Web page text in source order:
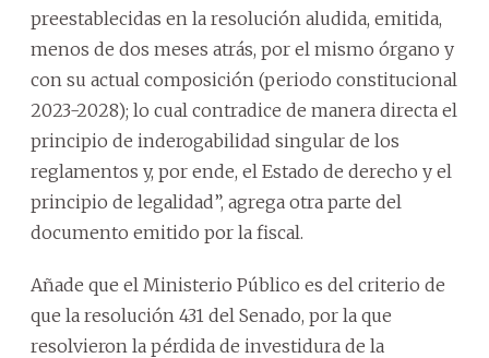
preestablecidas en la resolución aludida, emitida,
menos de dos meses atrás, por el mismo órgano y
con su actual composición (periodo constitucional
2023-2028); lo cual contradice de manera directa el
principio de inderogabilidad singular de los
reglamentos y, por ende, el Estado de derecho y el
principio de legalidad”, agrega otra parte del
documento emitido por la fiscal.
Añade que el Ministerio Público es del criterio de
que la resolución 431 del Senado, por la que
resolvieron la pérdida de investidura de la